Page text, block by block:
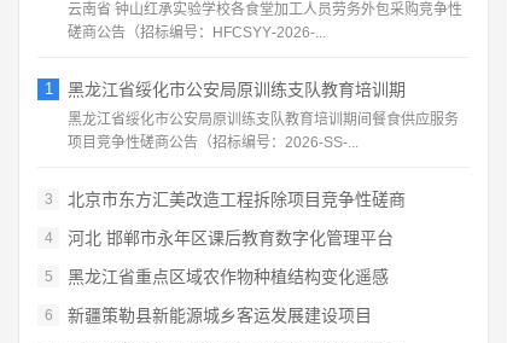
云南省 钟山红承实验学校各食堂加工人员劳务外包采购竞争性
磋商公告（招标编号：HFCSYY‑2026‑...
1 黑龙江省绥化市公安局原训练支队教育培训期
黑龙江省绥化市公安局原训练支队教育培训期间餐食供应服务
项目竞争性磋商公告（招标编号：2026‑SS‑...
3 北京市东方汇美改造工程拆除项目竞争性磋商
4 河北 邯郸市永年区课后教育数字化管理平台
5 黑龙江省重点区域农作物种植结构变化遥感
6 新疆策勒县新能源城乡客运发展建设项目